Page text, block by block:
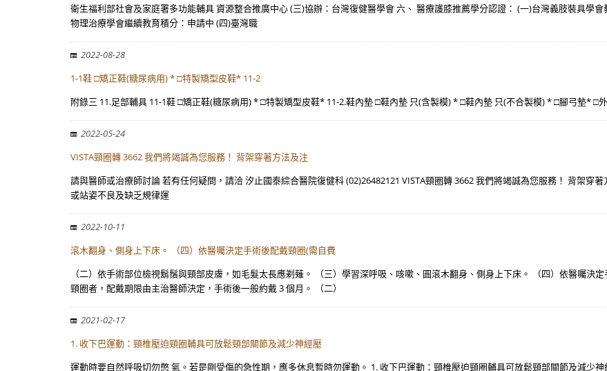
衛生福利部社會及家庭署多功能輔具 資源整合推廣中心 (三)協辦：台灣復健醫學會 六、 醫療護膝推薦學分認證： (一)台灣義肢裝具學
物理治療學會繼續教育積分：申請中 (四)臺灣職
2022-08-28
1-1鞋 □矯正鞋(糖尿病用) * □特製矯型皮鞋* 11-2
附錄三 11.足部輔具 11-1鞋 □矯正鞋(糖尿病用) * □特製矯型皮鞋* 11-2.鞋內墊 □鞋內墊 只(含製模) * □鞋內墊 只(不合製模) * □腳弓墊* □
2022-05-24
VISTA頸圈轉 3662 我們將竭誠為您服務！ 背架穿著方法及注
請與醫師或治療師討論 若有任何疑問，請洽 汐止國泰綜合醫院復健科 (02)26482121 VISTA頸圈轉 3662 我們將竭誠為您服務！ 背架穿
或站姿不良及缺乏規律運
2022-10-11
滾木翻身、側身上下床。 （四）依醫囑決定手術後配戴頸圈(需自費
（二）依手術部位檢視鬍鬚與頸部皮膚，如毛髮太長應剃薙。 （三）學習深呼吸、咳嗽、圓滾木翻身、側身上下床。 （四）依醫囑決
頸圈者，配戴期限由主治醫師決定，手術後一般約戴 3 個月。 （二）
2021-02-17
1. 收下巴運動：頸椎壓迫頸圈輔具可放鬆頸部關節及減少神經壓
運動時要自然呼吸切勿憋 氣。若是剛受傷的急性期，應多休息暫時勿運動。 1. 收下巴運動：頸椎壓迫頸圈輔具可放鬆頸部關節及減少